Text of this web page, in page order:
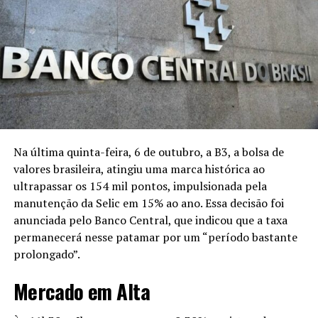
Comparativo com o Euro
O dólar atingiu o seu maior valor em várias semanas,
desde 4 de junho, e acumula uma alta de2,87%em julho.
Contudo, em comparação ao ano passado, a moeda
americana ainda registra uma queda de9,49%em 2025.
O euro, por sua vez, teve um movimento inverso e
fechou o dia aosR$ 6,47, apresentando um recuo de
0,78%.
Leia Também: Inteligência Artificial:
Crescimento Explosivo ou Bolha à
Vista?
Impacto do Acordo Comercial com os
EUA
Na última quinta-feira, 6 de outubro, a B3, a bolsa de
valores brasileira, atingiu uma marca histórica ao
ultrapassar os 154 mil pontos, impulsionada pela
manutenção da Selic em 15% ao ano. Essa decisão foi
anunciada pelo Banco Central, que indicou que a taxa
permanecerá nesse patamar por um “período bastante
prolongado”.
Mercado em Alta